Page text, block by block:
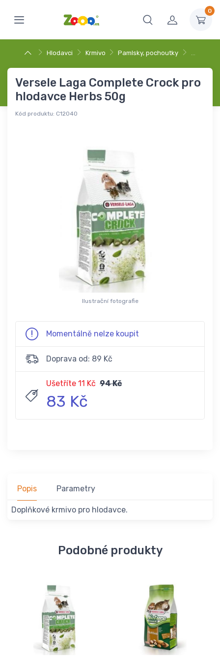
0
Hlodavci Krmivo Pamlsky, pochoutky …
Versele Laga Complete Crock pro
hlodavce Herbs 50g
Kód produktu: C12040
Ilustrační fotografie
Momentálně nelze koupit
Doprava od: 89 Kč
Ušetříte 11 Kč 94 Kč
83 Kč
Popis Parametry
Doplňkové krmivo pro hlodavce.
Podobné produkty